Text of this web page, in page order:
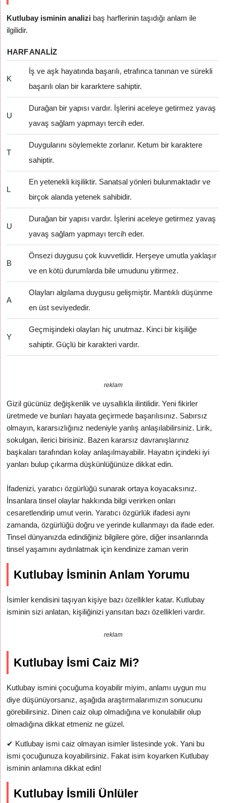
Kutlubay isminin analizi baş harflerinin taşıdığı anlam ile
ilgilidir.
HARFANALIZ
K
İş ve aşk hayatında başarılı, etrafınca tanınan ve sürekli
başarılı olan bir kararktere sahiptir.
U
Durağan bir yapısı vardır. İşlerini aceleye getirmez yavaş
yavaş sağlam yapmayı tercih eder.
T
Duygularını söylemekte zorlanır. Ketum bir karaktere
sahiptir.
L
En yetenekli kişiliktir. Sanatsal yönleri bulunmaktadır ve
birçok alanda yetenek sahibidir.
U
Durağan bir yapısı vardır. İşlerini aceleye getirmez yavaş
yavaş sağlam yapmayı tercih eder.
B
Önsezi duygusu çok kuvvetlidir. Herşeye umutla yaklaşır
ve en kötü durumlarda bile umudunu yitirmez.
A
Olayları algılama duygusu gelişmiştir. Mantıklı düşünme
en üst seviyededir.
Y
Geçmişindeki olayları hiç unutmaz. Kinci bir kişiliğe
sahiptir. Güçlü bir karakteri vardır.
reklam
Gizil gücünüz değişkenlik ve uysallıkla ilintilidir. Yeni fikirler
üretmede ve bunları hayata geçirmede başarılısınız. Sabırsız
olmayın, kararsızlığınız nedeniyle yanlış anlaşılabilirsiniz. Lirik,
sokulgan, ilerici birisiniz. Bazen kararsız davranışlarınız
başkaları tarafından kolay anlaşılmayabilir. Hayatın içindeki iyi
yanları bulup çıkarma düşkünlüğünüze dikkat edin.
İfadenizi, yaratıcı özgürlüğü sunarak ortaya koyacaksınız.
İnsanlara tinsel olaylar hakkında bilgi verirken onları
cesaretlendirip umut verin. Yaratıcı özgürlük ifadesi aynı
zamanda, özgürlüğü doğru ve yerinde kullanmayı da ifade eder.
Tinsel dünyanızda edindiğiniz bilgilere göre, diğer insanlarında
tinsel yaşamını aydınlatmak için kendinize zaman verin
Kutlubay İsminin Anlam Yorumu
İsimler kendisini taşıyan kişiye bazı özellikler katar. Kutlubay
isminin sizi anlatan, kişiliğinizi yansıtan bazı özellikleri vardır.
reklam
Kutlubay İsmi Caiz Mi?
Kutlubay ismini çocuğuma koyabilir miyim, anlamı uygun mu
diye düşünüyorsanız, aşağıda araştırmalarımızın sonucunu
görebilirsiniz. Dinen caiz olup olmadığına ve konulabilir olup
olmadığına dikkat etmeniz ne güzel.
✔ Kutlubay ismi caiz olmayan isimler listesinde yok. Yani bu
ismi çocuğunuza koyabilirsiniz. Fakat isim koyarken Kutlubay
isminin anlamına dikkat edin!
Kutlubay İsmili Ünlüler